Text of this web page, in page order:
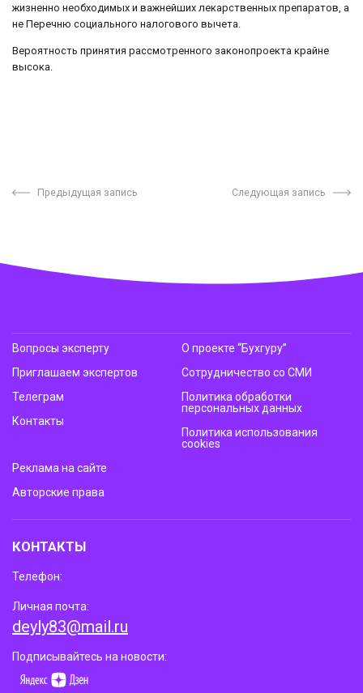
жизненно необходимых и важнейших лекарственных препаратов, а
не Перечню социального налогового вычета.
Вероятность принятия рассмотренного законопроекта крайне
высока.
Предыдущая запись Следующая запись
Вопросы эксперту
Приглашаем экспертов
Телеграм
Контакты
О проекте “Бухгуру”
Сотрудничество со СМИ
Политика обработки
персональных данных
Политика использования
cookies
Реклама на сайте
Авторские права
КОНТАКТЫ
Телефон:
Личная почта:
deyly83@mail.ru
Подписывайтесь на новости: